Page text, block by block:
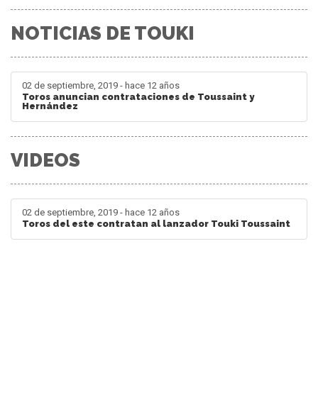
NOTICIAS DE TOUKI
02 de septiembre, 2019 - hace 12 años
Toros anuncian contrataciones de Toussaint y
Hernández
VIDEOS
02 de septiembre, 2019 - hace 12 años
Toros del este contratan al lanzador Touki Toussaint